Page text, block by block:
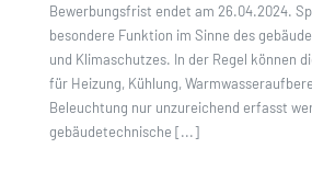
Bewerbungsfrist endet am 26.04.2024.
besondere Funktion im Sinne des
und Klimaschutzes. In der Regel können
für Heizung, Kühlung,
Beleuchtung nur unzureichend erfasst
gebäudetechnische [...]